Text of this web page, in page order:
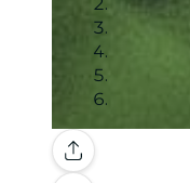
Galería